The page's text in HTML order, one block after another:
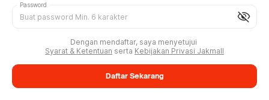
visibility_off
Password
Dengan mendaftar, saya menyetujui
Syarat & Ketentuan serta Kebijakan Privasi Jakmall
Daftar Sekarang